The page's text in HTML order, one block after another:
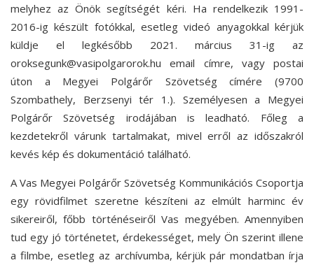
melyhez az Önök segítségét kéri. Ha rendelkezik 1991-
2016-ig készült fotókkal, esetleg videó anyagokkal kérjük
küldje el legkésőbb 2021. március 31-ig az
oroksegunk@vasipolgarorok.hu email címre, vagy postai
úton a Megyei Polgárőr Szövetség címére (9700
Szombathely, Berzsenyi tér 1.). Személyesen a Megyei
Polgárőr Szövetség irodájában is leadható. Főleg a
kezdetekről várunk tartalmakat, mivel erről az időszakról
kevés kép és dokumentáció található.
A Vas Megyei Polgárőr Szövetség Kommunikációs Csoportja
egy rövidfilmet szeretne készíteni az elmúlt harminc év
sikereiről, főbb történéseiről Vas megyében. Amennyiben
tud egy jó történetet, érdekességet, mely Ön szerint illene
a filmbe, esetleg az archívumba, kérjük pár mondatban írja